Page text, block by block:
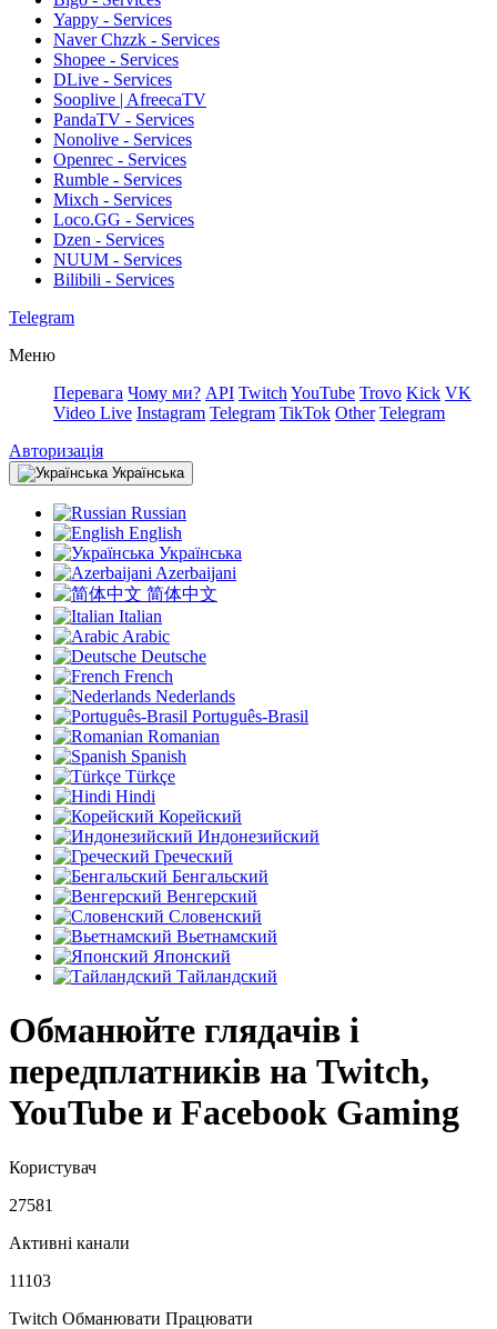
Yappy - Services
Naver Chzzk - Services
Shopee - Services
DLive - Services
Sooplive | AfreecaTV
PandaTV - Services
Nonolive - Services
Openrec - Services
Rumble - Services
Mixch - Services
Loco.GG - Services
Dzen - Services
NUUM - Services
Bilibili - Services
Telegram
Меню
Перевага Чому ми? API Twitch YouTube Trovo Kick VK
Video Live Instagram Telegram TikTok Other Telegram
Авторизація
Українська
Russian
English
Українська
Azerbaijani
简体中文
Italian
Arabic
Deutsche
French
Nederlands
Português-Brasil
Romanian
Spanish
Türkçe
Hindi
Корейский
Индонезийский
Греческий
Бенгальский
Венгерский
Словенский
Вьетнамский
Японский
Тайландский
Обманюйте глядачів і
передплатників на Twitch,
YouTube и Facebook Gaming
Користувач
27581
Активні канали
11103
Twitch Обманювати Працювати